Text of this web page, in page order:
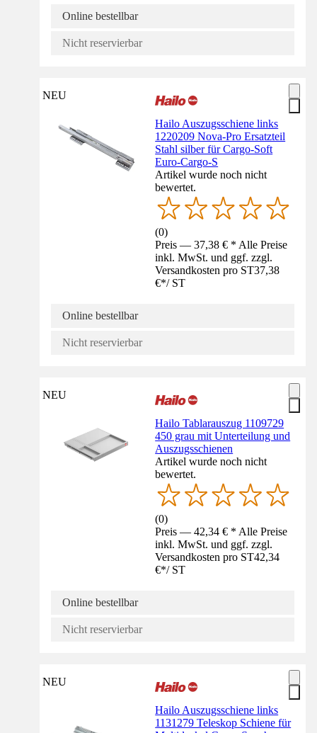
Online bestellbar
Nicht reservierbar
NEU
Hailo Auszugsschiene links
1220209 Nova-Pro Ersatzteil
Stahl silber für Cargo-Soft
Euro-Cargo-S
Artikel wurde noch nicht
bewertet.
(0)
Preis — 37,38 € * Alle Preise
inkl. MwSt. und ggf. zzgl.
Versandkosten pro ST37,38
€*/ ST
Online bestellbar
Nicht reservierbar
NEU
Hailo Tablarauszug 1109729
450 grau mit Unterteilung und
Auszugsschienen
Artikel wurde noch nicht
bewertet.
(0)
Preis — 42,34 € * Alle Preise
inkl. MwSt. und ggf. zzgl.
Versandkosten pro ST42,34
€*/ ST
Online bestellbar
Nicht reservierbar
NEU
Hailo Auszugsschiene links
1131279 Teleskop Schiene für